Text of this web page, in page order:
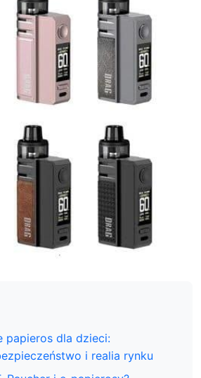
papieros dla dzieci:
i realia rynku